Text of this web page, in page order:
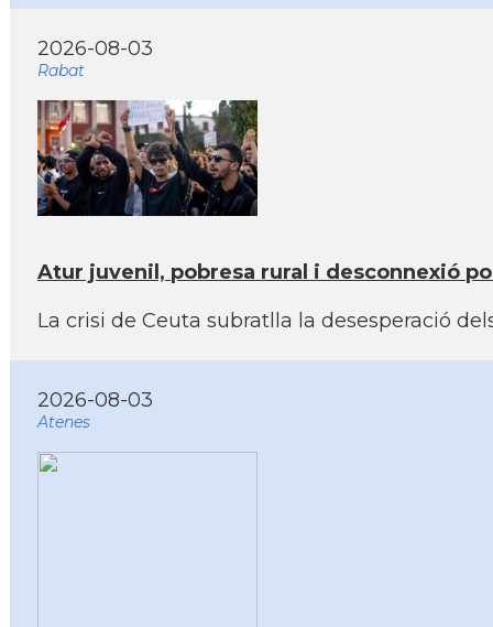
2026-08-03
Rabat
Atur juvenil, pobresa rural i desconnexió
La crisi de Ceuta subratlla la desesperació
2026-08-03
Atenes